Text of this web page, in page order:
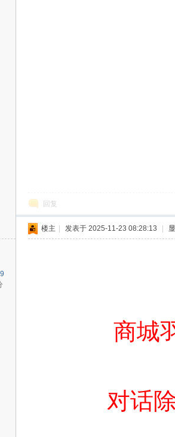
回复
楼主 发表于 2025-11-23 08:28:13
商城羽
对话除魔